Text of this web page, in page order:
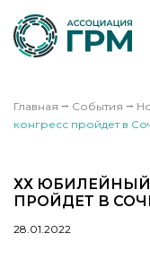
Главная ⭢ События ⭢
конгресс пройдет в
ХХ
ПРОЙДЕТ В
28.01.2022